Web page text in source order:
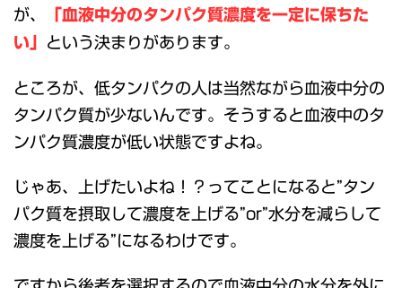
が、
「血液中分のタンパク質濃度を一定に保ちた
い」
という決まりがあります。
ところが、低タンパクの人は当然ながら血液中分の
タンパク質が少ないんです。そうすると血液中のタ
ンパク質濃度が低い状態ですよね。
じゃあ、上げたいよね！？ってことになると”タン
パク質を摂取して濃度を上げる”or”水分を減らして
濃度を上げる”になるわけです。